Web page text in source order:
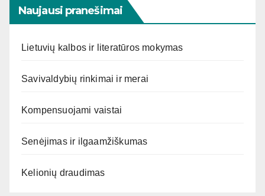
Naujausi pranešimai
Lietuvių kalbos ir literatūros mokymas
Savivaldybių rinkimai ir merai
Kompensuojami vaistai
Senėjimas ir ilgaamžiškumas
Kelionių draudimas